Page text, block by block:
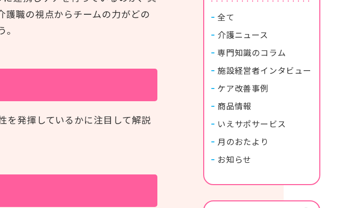
護職の視点からチームの力がどの
を発揮しているかに注目して解説
全て
介護ニュース
専門知識のコラム
施設経営者インタビュー
ケア改善事例
商品情報
いえサポサービス
月のおたより
お知らせ